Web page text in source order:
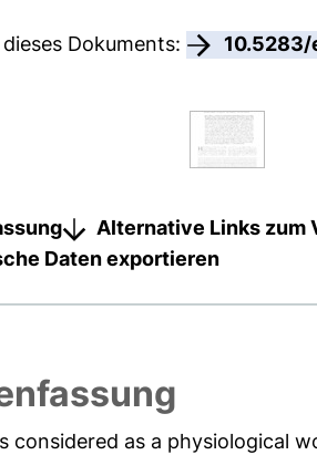
Dokuments:
Alternative Links zum
Daten exportieren
considered as a physiological